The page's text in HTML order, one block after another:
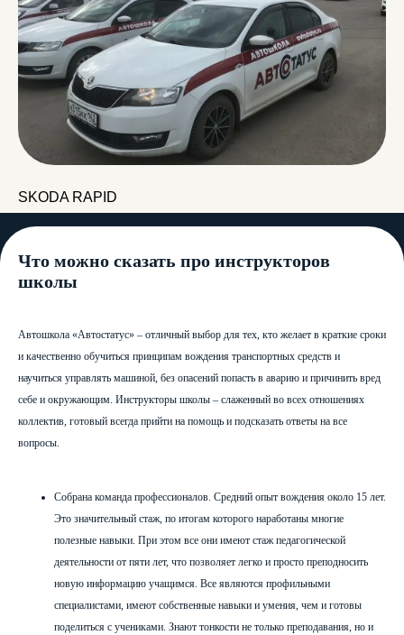
SKODA RAPID
Что можно сказать про инструкторов
школы
Автошкола «Автостатус» – отличный выбор для тех, кто желает в краткие сроки
и качественно обучиться принципам вождения транспортных средств и
научиться управлять машиной, без опасений попасть в аварию и причинить вред
себе и окружающим. Инструкторы школы – слаженный во всех отношениях
коллектив, готовый всегда прийти на помощь и подсказать ответы на все
вопросы.
Собрана команда профессионалов. Средний опыт вождения около 15 лет.
Это значительный стаж, по итогам которого наработаны многие
полезные навыки. При этом все они имеют стаж педагогической
деятельности от пяти лет, что позволяет легко и просто преподносить
новую информацию учащимся. Все являются профильными
специалистами, имеют собственные навыки и умения, чем и готовы
поделиться с учениками. Знают тонкости не только преподавания, но и